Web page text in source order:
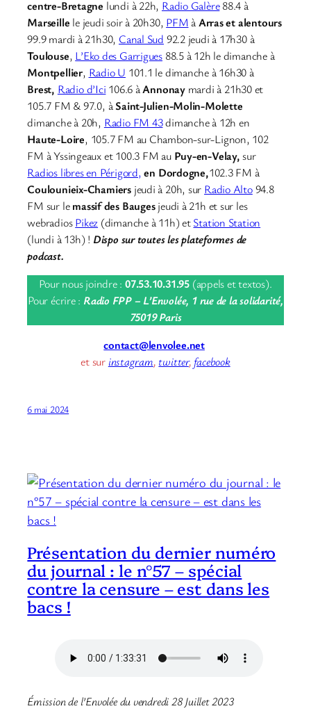
centre-Bretagne lundi à 22h, Radio Galère88.4 à
Marseille le jeudi soir à 20h30, PFMàArras et alentours
99.9 mardi à 21h30, Canal Sud 92.2 jeudi à 17h30 à
Toulouse, L’Eko des Garrigues 88.5 à 12h le dimanche à
Montpellier, Radio U 101.1 le dimanche à 16h30 à
Brest, Radio d’Ici 106.6 àAnnonay mardi à 21h30 et
105.7 FM & 97.0, àSaint-Julien-Molin-Molette
dimanche à 20h, Radio FM 43dimanche à 12h en
Haute-Loire, 105.7 FM au Chambon-sur-Lignon, 102
FM à Yssingeaux et 100.3 FM au Puy-en-Velay,sur
Radios libres en Périgord, en Dordogne,102.3 FM à
Coulounieix-Chamiers jeudi à 20h, sur Radio Alto94.8
FM sur lemassif des Baugesjeudi à 21h et sur les
webradiosPikez (dimanche à 11h) etStation Station
(lundi à 13h) ! Dispo sur toutes les plateformes de
podcast.
Pour nous joindre : 07.53.10.31.95 (appels et textos).
Pour écrire : Radio FPP – L’Envolée, 1 rue de la solidarité,
75019 Paris
contact@lenvolee.net
et sur instagram, twitter, facebook
6 mai 2024
Présentation du dernier numéro
du journal : le n°57 – spécial
contre la censure – est dans les
bacs !
Émission de l’Envolée du vendredi 28 Juillet 2023